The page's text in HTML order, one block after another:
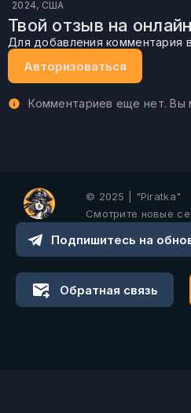
2024, США
Твой отзыв на
Для добавления комментария
Авторизоваться
Комментариев еще нет. Вы
© 2025 | "Piratka"
Смотрите новые
Подпишитесь на
Обратная связь